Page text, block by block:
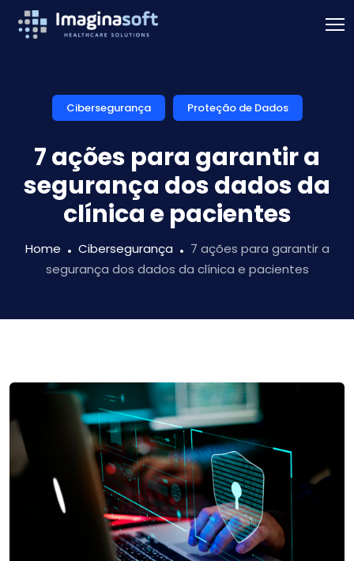
Cibersegurança Proteção de Dados
7 ações para garantir a
segurança dos dados da
clínica e pacientes
Home Cibersegurança
7 ações para garantir a
segurança dos dados da clínica e pacientes